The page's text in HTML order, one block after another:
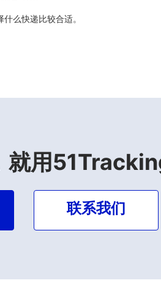
么快递比较合适。
就用
联系我们